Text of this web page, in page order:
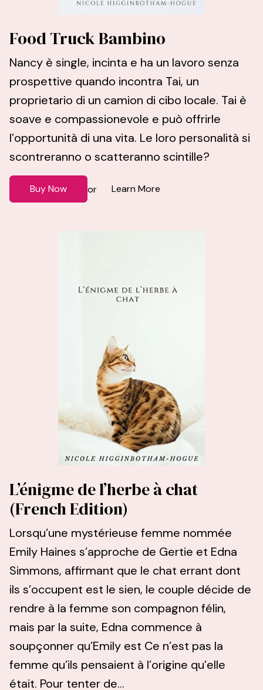
Food Truck Bambino
Nancy è single, incinta e ha un lavoro senza
prospettive quando incontra Tai, un
proprietario di un camion di cibo locale. Tai è
soave e compassionevole e può offrirle
l’opportunità di una vita. Le loro personalità si
scontreranno o scatteranno scintille?
Buy Now or Learn More
L’énigme de l’herbe à chat
(French Edition)
Lorsqu’une mystérieuse femme nommée
Emily Haines s’approche de Gertie et Edna
Simmons, affirmant que le chat errant dont
ils s’occupent est le sien, le couple décide de
rendre à la femme son compagnon félin,
mais par la suite, Edna commence à
soupçonner qu’Emily est Ce n’est pas la
femme qu’ils pensaient à l’origine qu’elle
était. Pour tenter de...